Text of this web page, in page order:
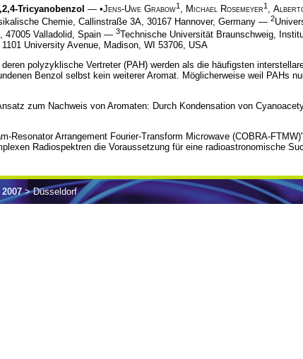
Tricyanobenzol — •Jens-Uwe Grabow1 Michael Rosemeyer1
Chemie, Callinstraße 3A, 30167 Hannover, Germany — 2
47005 Valladolid, Spain — 3Technische Universität Braunschweig,
University Avenue, Madison, WI 53706, USA
polyzyklische Vertreter (PAH) werden als die häufigsten
Benzol selbst kein weiterer Aromat. Möglicherweise weil PAHs
zum Nachweis von Aromaten: Durch Kondensation von
Resonator Arrangement Fourier-Transform Microwave (COBRA-
Radiospektren die Voraussetzung für eine radioastronomische
2007> Düsseldorf